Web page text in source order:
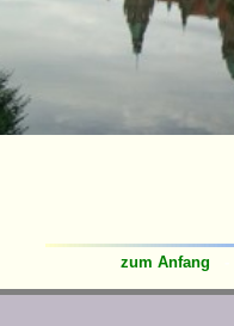
zum Anfang